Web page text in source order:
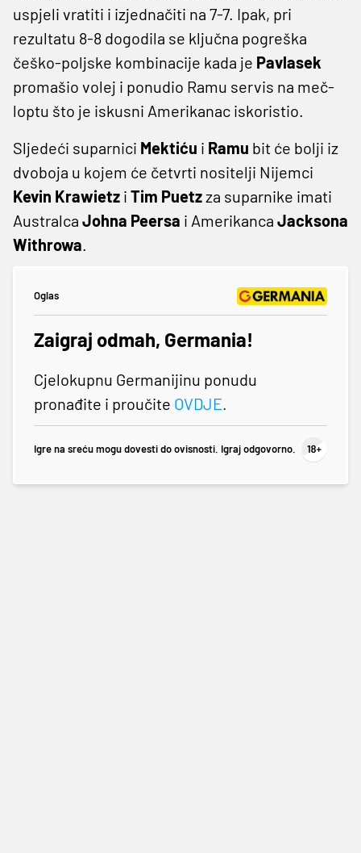
uspjeli vratiti i izjednačiti na 7-7. Ipak, pri
rezultatu 8-8 dogodila se ključna pogreška
češko-poljske kombinacije kada je Pavlasek
promašio volej i ponudio Ramu servis na meč-
loptu što je iskusni Amerikanac iskoristio.
Sljedeći suparnici Mektiću i Ramu bit će bolji iz
dvoboja u kojem će četvrti nositelji Nijemci
Kevin Krawietz i Tim Puetzza suparnike imati
Australca Johna Peersa i Amerikanca Jacksona
Withrowa.
Oglas
Zaigraj odmah, Germania!
Cjelokupnu Germanijinu ponudu
pronađite i proučite OVDJE.
Igre na sreću mogu dovesti do ovisnosti. Igraj odgovorno.